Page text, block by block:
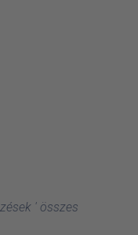
' összes